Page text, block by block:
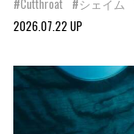
2026.07.22 UP